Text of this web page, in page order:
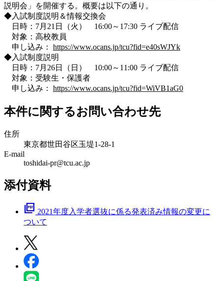
説明会」を開催する。概要は以下の通り。
◆入試制度説明＆情報交換会
日時：7月21日（火） 16:00～17:30 ライブ配信
対象：高校教員
申し込み： https://www.ocans.jp/tcu?fid=e40sWJYk
◆入試制度説明
日時：7月26日（日） 10:00～11:00 ライブ配信
対象：受験生・保護者
申し込み： https://www.ocans.jp/tcu?fid=WiVB1aG0
本件に関するお問い合わせ先
住所
東京都世田谷区玉堤1-28-1
E-mail
toshidai-pr@tcu.ac.jp
添付資料
picture_as_pdf 2021年度入学者選抜に係る発表済み情報の変更に
ついて